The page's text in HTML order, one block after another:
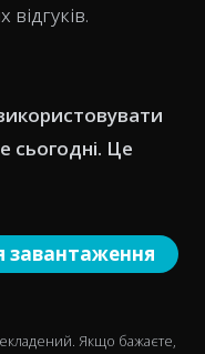
сьогодні. Це
завантаження
Якщо бажаєте,